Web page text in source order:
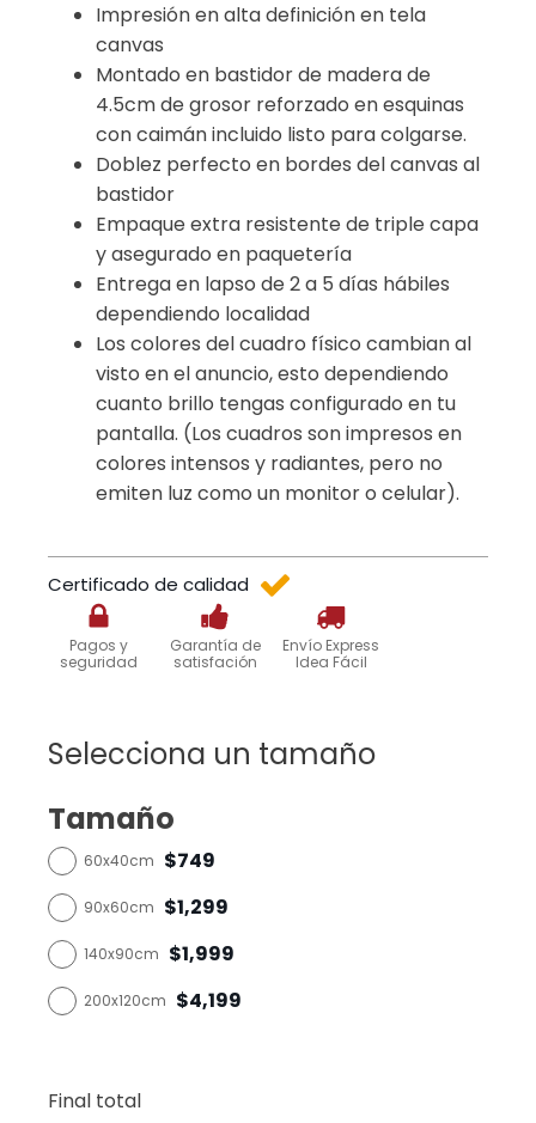
Impresión en alta definición en tela
canvas
Montado en bastidor de madera de
4.5cm de grosor reforzado en esquinas
con caimán incluido listo para colgarse.
Doblez perfecto en bordes del canvas al
bastidor
Empaque extra resistente de triple capa
y asegurado en paquetería
Entrega en lapso de 2 a 5 días hábiles
dependiendo localidad
Los colores del cuadro físico cambian al
visto en el anuncio, esto dependiendo
cuanto brillo tengas configurado en tu
pantalla. (Los cuadros son impresos en
colores intensos y radiantes, pero no
emiten luz como un monitor o celular).
Certificado de calidad
Pagos y
seguridad
Garantía de
satisfación
Envío Express
Idea Fácil
Selecciona un tamaño
Tamaño
60x40cm $749
90x60cm $1,299
140x90cm $1,999
200x120cm $4,199
Final total